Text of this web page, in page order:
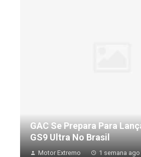
GAC Se Prepara Para
GS9 Ultra No Brasil
Motor Extremo 1 semana ago